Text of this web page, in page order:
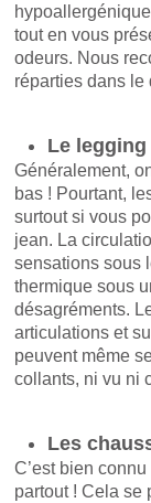
tout en vous
odeurs. Nous
réparties dans le
Le
Généralement,
bas ! Pourtant,
surtout si vous
jean. La
sensations sous
thermique sous
désagréments.
articulations et
peuvent même
collants, ni vu ni
Les
C’est bien
partout ! Cela se